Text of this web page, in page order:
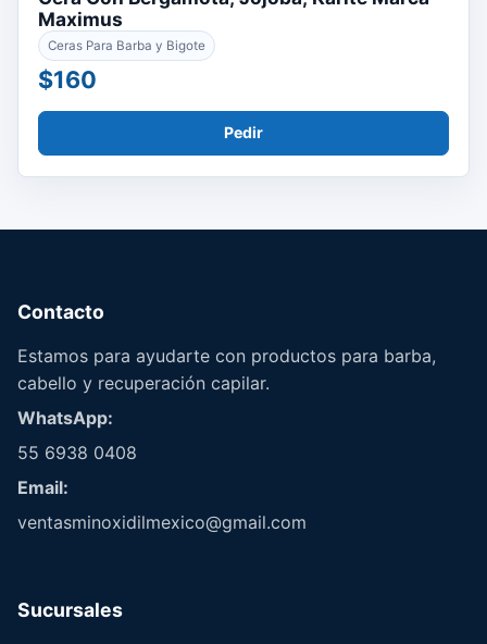
Maximus
Ceras Para Barba y Bigote
$160
Pedir
Contacto
Estamos para ayudarte con productos para barba,
cabello y recuperación capilar.
WhatsApp:
55 6938 0408
Email:
ventasminoxidilmexico@gmail.com
Sucursales